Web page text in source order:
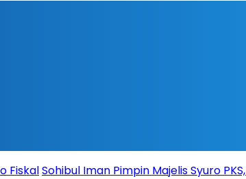
FiskalSohibul Iman Pimpin Majelis Syuro